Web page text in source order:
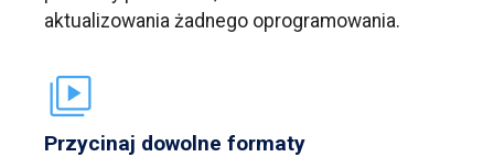
aktualizowania żadnego oprogramowania.
Przycinaj dowolne formaty